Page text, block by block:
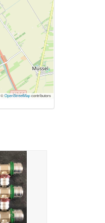
©OpenStreetMapcontributors